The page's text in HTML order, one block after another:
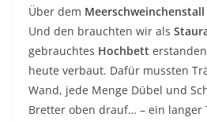
Über dem Meerschweinchenstall
Und den brauchten wir als
gebrauchtes Hochbett
heute verbaut. Dafür mussten
Wand, jede Menge Dübel und
Bretter oben drauf… – ein langer